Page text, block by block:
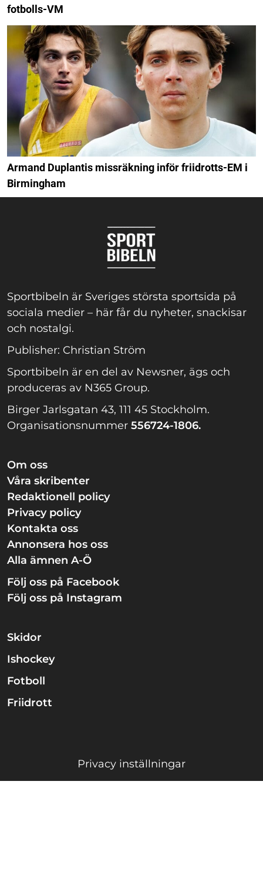
fotbolls-VM
Armand Duplantis missräkning inför friidrotts-EM i
Birmingham
Sportbibeln är Sveriges största sportsida på
sociala medier – här får du nyheter, snackisar
och nostalgi.
Publisher: Christian Ström
Sportbibeln är en del av Newsner, ägs och
produceras av N365 Group.
Birger Jarlsgatan 43, 111 45 Stockholm.
Organisationsnummer 556724-1806.
Om oss
Våra skribenter
Redaktionell policy
Privacy policy
Kontakta oss
Annonsera hos oss
Alla ämnen A-Ö
Följ oss på Facebook
Följ oss på Instagram
Skidor
Ishockey
Fotboll
Friidrott
Privacy inställningar